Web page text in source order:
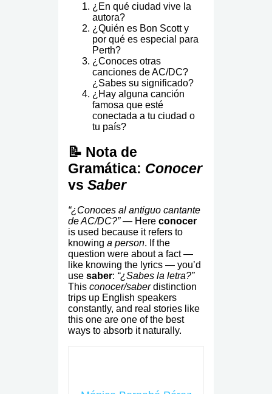
¿En qué ciudad vive la
autora?
¿Quién es Bon Scott y
por qué es especial para
Perth?
¿Conoces otras
canciones de AC/DC?
¿Sabes su significado?
¿Hay alguna canción
famosa que esté
conectada a tu ciudad o
tu país?
📝 Nota de
Gramática: Conocer
vs Saber
“¿Conoces al antiguo cantante
de AC/DC?”— Here conocer
is used because it refers to
knowing a person. If the
question were about a fact —
like knowing the lyrics — you’d
use saber: “¿Sabes la letra?”
This conocer/saberdistinction
trips up English speakers
constantly, and real stories like
this one are one of the best
ways to absorb it naturally.